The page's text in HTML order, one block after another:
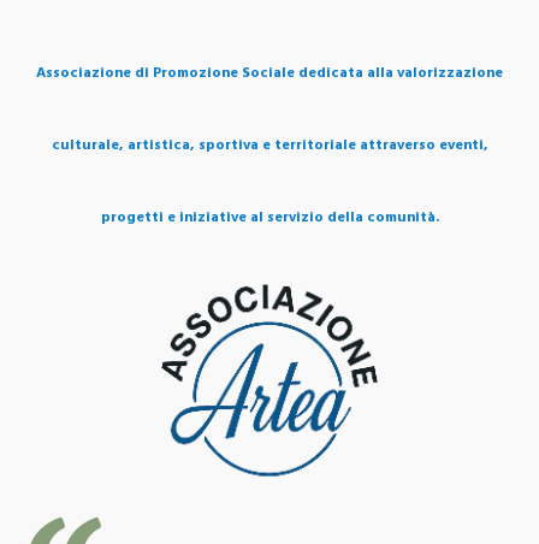
Associazione di Promozione Sociale dedicata alla valorizzazione
culturale, artistica, sportiva e territoriale attraverso eventi,
progetti e iniziative al servizio della comunità.